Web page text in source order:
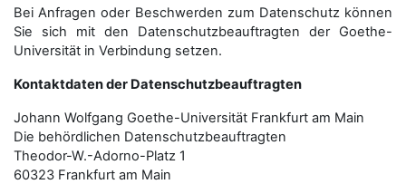
Bei Anfragen oder Beschwerden zum Datenschutz können
Sie sich mit den Datenschutz­beauftragten der Goethe-
Universität in Verbindung setzen.
Kontaktdaten der Datenschutzbeauftragten
Johann Wolfgang Goethe-Universität Frankfurt am Main
Die behördlichen Datenschutzbeauftragten
Theodor-W.-Adorno-Platz 1
60323 Frankfurt am Main